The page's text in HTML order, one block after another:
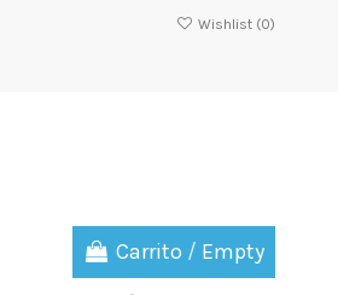
Wishlist (0)
Carrito / Empty